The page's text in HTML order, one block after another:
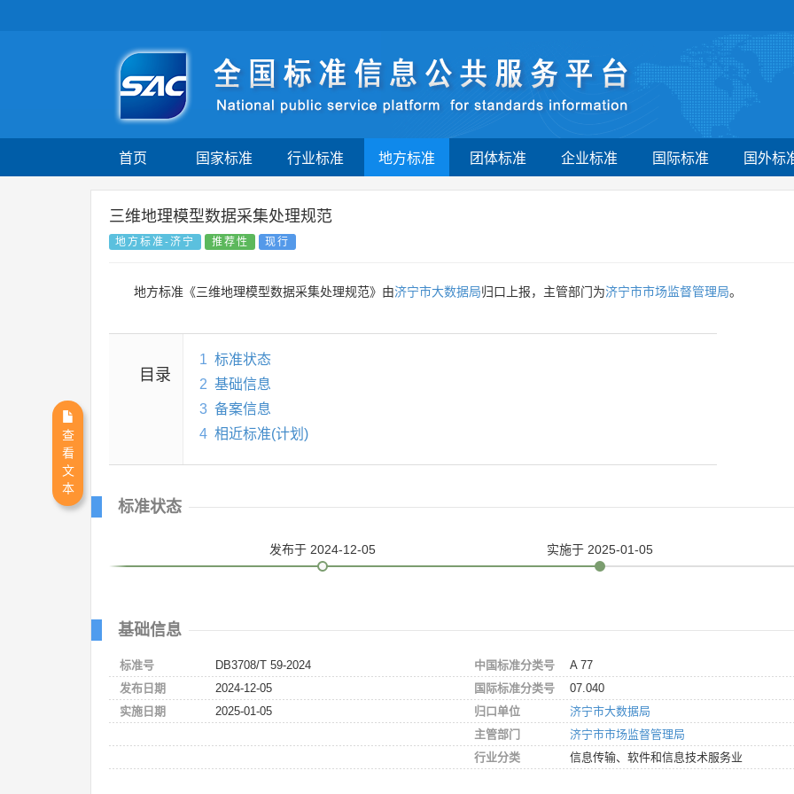
首页 国家标准 行业标准 地方标准 团体标准 企业标准 国际标准 国外标
三维地理模型数据采集处理规范
地方标准-济宁 推荐性 现行
地方标准《三维地理模型数据采集处理规范》由济宁市大数据局归口上报，主管部门为济宁市市场监督管理局。
目录
1 标准状态
2 基础信息
3 备案信息
4 相近标准(计划)
标准状态
发布于 2024-12-05 实施于 2025-01-05
基础信息
标准号
DB3708/T 59-2024
发布日期
2024-12-05
实施日期
2025-01-05
中国标准分类号
A 77
国际标准分类号
07.040
归口单位
济宁市大数据局
主管部门
济宁市市场监督管理局
行业分类
信息传输、软件和信息技术服务业
查
看
文
本